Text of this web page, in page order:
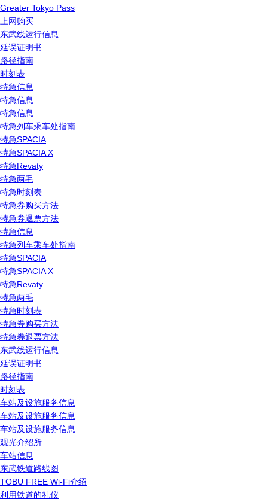
Greater Tokyo Pass
上网购买
东武线运行信息
延误证明书
路径指南
时刻表
特急信息
特急信息
特急信息
特急列车乘车处指南
特急SPACIA
特急SPACIA X
特急Revaty
特急两毛
特急时刻表
特急券购买方法
特急券退票方法
特急信息
特急列车乘车处指南
特急SPACIA
特急SPACIA X
特急Revaty
特急两毛
特急时刻表
特急券购买方法
特急券退票方法
东武线运行信息
延误证明书
路径指南
时刻表
车站及设施服务信息
车站及设施服务信息
车站及设施服务信息
观光介绍所
车站信息
东武铁道路线图
TOBU FREE Wi-Fi介绍
利用铁道的礼仪